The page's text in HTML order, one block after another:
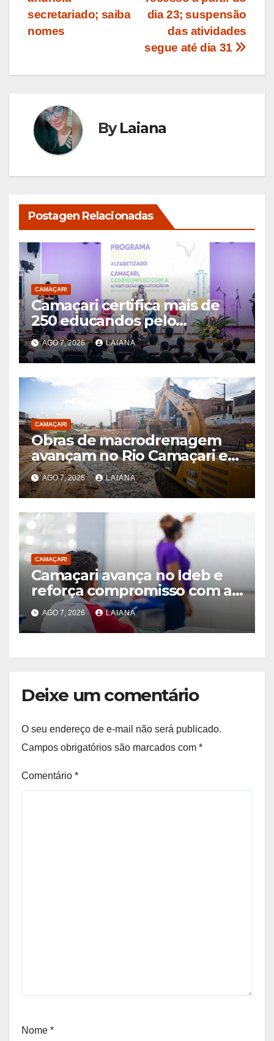
de
Post
dia 23; suspensão
das atividades
segue até dia 31
secretariado; saiba
nomes
ByLaiana
Postagen Relacionadas
CAMAÇARI
Camaçari certifica mais de
250 educandos pelo
Programa Brasil Alfabetizado
AGO 7, 2026 LAIANA
CAMAÇARI
Obras de macrodrenagem
avançam no Rio Camaçari e
no Riacho da Lama Preta
AGO 7, 2026 LAIANA
CAMAÇARI
Camaçari avança no Ideb e
reforça compromisso com a
aprendizagem na rede
municipal de ensino
AGO 7, 2026 LAIANA
Deixe um comentário
O seu endereço de e-mail não será publicado.
Campos obrigatórios são marcados com *
Comentário *
Nome *